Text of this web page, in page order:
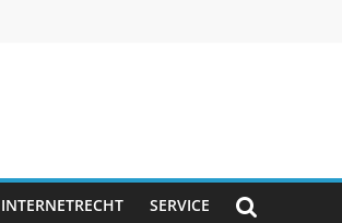
INTERNETRECHT SERVICE